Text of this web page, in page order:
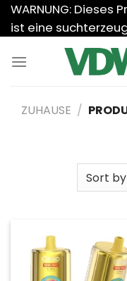
Zum
Inhalt
WARNUNG: Dieses
ist eine
ZUHAUSE /